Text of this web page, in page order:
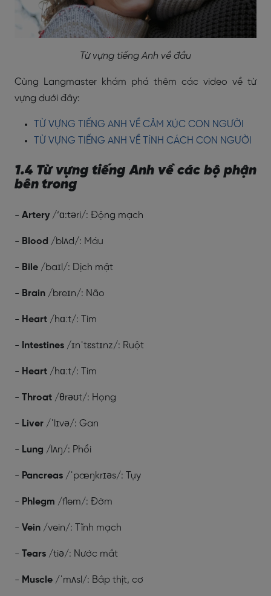
Từ vựng tiếng Anh về đầu
Cùng Langmaster khám phá thêm các video về từ
vựng dưới đây:
TỪ VỰNG TIẾNG ANH VỀ CẢM XÚC CON NGƯỜI
TỪ VỰNG TIẾNG ANH VỀ TÍNH CÁCH CON NGƯỜI
1.4 Từ vựng tiếng Anh về các bộ phận
bên trong
- Artery /‘ɑ:təri/: Động mạch
- Blood /blʌd/: Máu
- Bile /baɪl/: Dịch mật
- Brain /breɪn/: Não
- Heart /hɑːt/: Tim
- Intestines /ɪnˈtɛstɪnz/: Ruột
- Heart /hɑːt/: Tim
- Throat /θrəʊt/: Họng
- Liver /ˈlɪvə/: Gan
- Lung /lʌŋ/: Phổi
- Pancreas /ˈpæŋkrɪəs/: Tụy
- Phlegm /flem/: Đờm
- Vein /vein/: Tĩnh mạch
- Tears /tiə/: Nước mắt
- Muscle /ˈmʌsl/: Bắp thịt, cơ